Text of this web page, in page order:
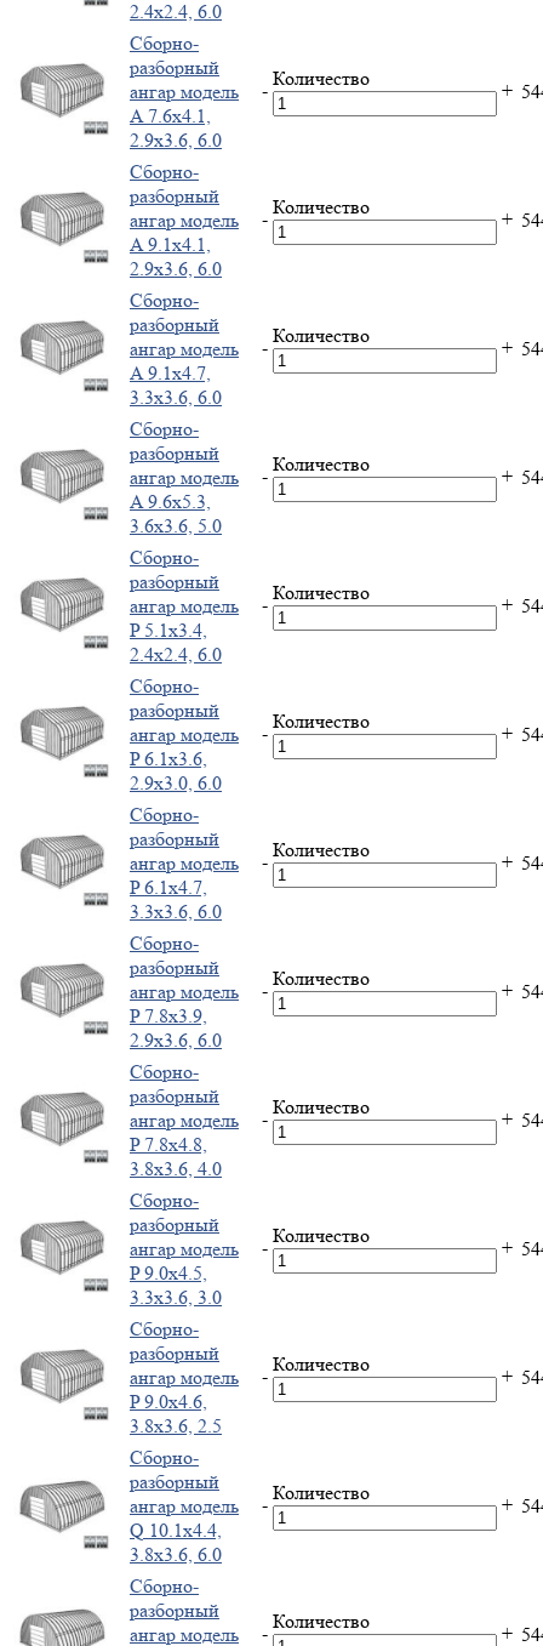
2.4x2.4, 6.0
Cборно-
разборный
ангар модель
A 7.6x4.1,
2.9x3.6, 6.0
-
Количество
+
Cборно-
разборный
ангар модель
A 9.1x4.1,
2.9x3.6, 6.0
-
Количество
+
Cборно-
разборный
ангар модель
A 9.1x4.7,
3.3x3.6, 6.0
-
Количество
+
Cборно-
разборный
ангар модель
A 9.6x5.3,
3.6x3.6, 5.0
-
Количество
+
Cборно-
разборный
ангар модель
P 5.1x3.4,
2.4x2.4, 6.0
-
Количество
+
Cборно-
разборный
ангар модель
P 6.1x3.6,
2.9x3.0, 6.0
-
Количество
+
Cборно-
разборный
ангар модель
P 6.1x4.7,
3.3x3.6, 6.0
-
Количество
+
Cборно-
разборный
ангар модель
P 7.8x3.9,
2.9x3.6, 6.0
-
Количество
+
Cборно-
разборный
ангар модель
P 7.8x4.8,
3.8x3.6, 4.0
-
Количество
+
Cборно-
разборный
ангар модель
P 9.0x4.5,
3.3x3.6, 3.0
-
Количество
+
Cборно-
разборный
ангар модель
P 9.0x4.6,
3.8x3.6, 2.5
-
Количество
+
Cборно-
разборный
ангар модель
Q 10.1x4.4,
3.8x3.6, 6.0
-
Количество
+
Cборно-
разборный
ангар модель
-
Количество
+